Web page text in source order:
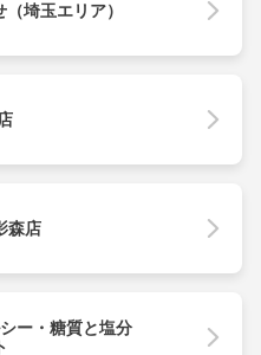
埼玉エリア）
森店
ー・糖質と塩分